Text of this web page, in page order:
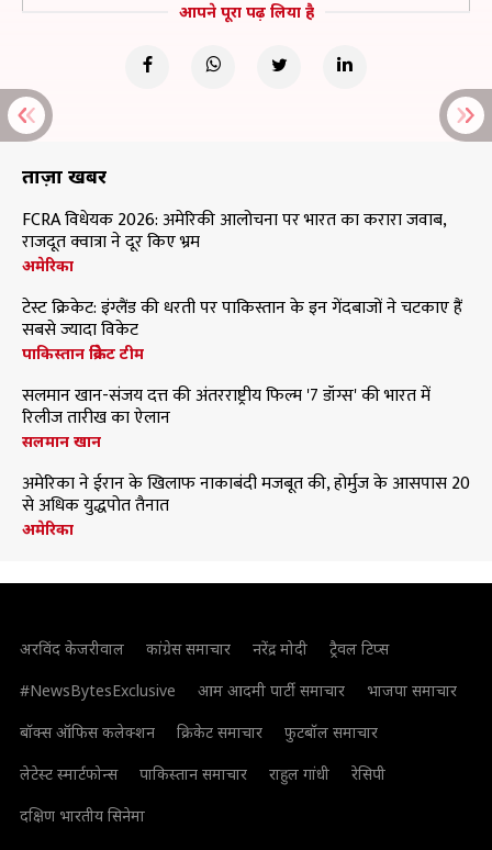
आपने पूरा पढ़ लिया है
ताज़ा खबरें
FCRA विधेयक 2026: अमेरिकी आलोचना पर भारत का करारा जवाब,
राजदूत क्वात्रा ने दूर किए भ्रम
अमेरिका
टेस्ट क्रिकेट: इंग्लैंड की धरती पर पाकिस्तान के इन गेंदबाजों ने चटकाए हैं
सबसे ज्यादा विकेट
पाकिस्तान क्रिकेट टीम
सलमान खान-संजय दत्त की अंतरराष्ट्रीय फिल्म '7 डॉग्स' की भारत में
रिलीज तारीख का ऐलान
सलमान खान
अमेरिका ने ईरान के खिलाफ नाकाबंदी मजबूत की, होर्मुज के आसपास 20
से अधिक युद्धपोत तैनात
अमेरिका
अरविंद केजरीवाल कांग्रेस समाचार नरेंद्र मोदी
ट्रैवल टिप्स
#NewsBytesExclusive
आम आदमी पार्टी समाचार
भाजपा समाचार
बॉक्स ऑफिस कलेक्शन
क्रिकेट समाचार
फुटबॉल समाचार
लेटेस्ट स्मार्टफोन्स
पाकिस्तान समाचार राहुल गांधी
रेसिपी
दक्षिण भारतीय सिनेमा